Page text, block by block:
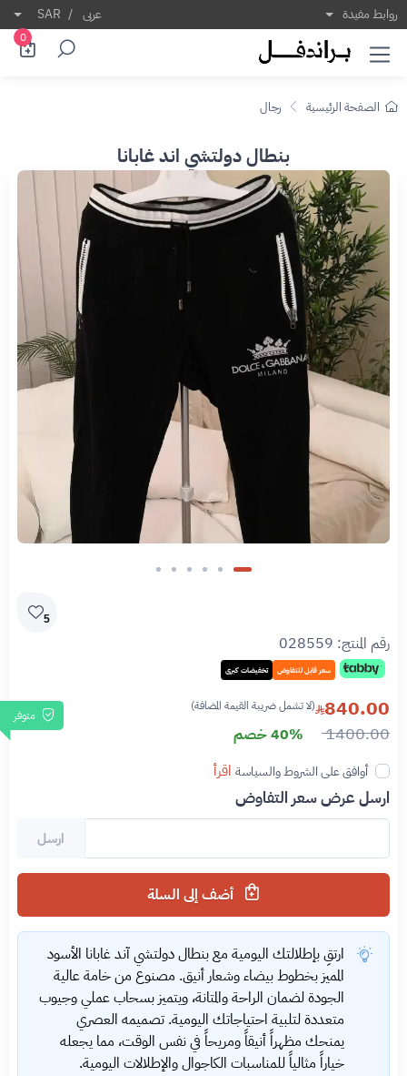
روابط مفيدة عربى /
SAR
0
الصفحة الرئيسية رجال
بنطال دولتشي اند غابانا
5
رقم المنتج: 028559
سعر قابل للتفاوض تخفيضات كبرى
متوفر 840.00 (لا تشمل ضريبة القيمة المضافة)
1400.00 40% خصم
أوافق على الشروط والسياسة اقرأ
ارسل عرض سعر التفاوض
ارسل
ارتقِ بإطلالتك اليومية مع بنطال دولتشي آند غابانا الأسود
المميز بخطوط بيضاء وشعار أنيق. مصنوع من خامة عالية
الجودة لضمان الراحة والمتانة، ويتميز بسحاب عملي وجيوب
متعددة لتلبية احتياجاتك اليومية. تصميمه العصري
يمنحك مظهراً أنيقاً ومريحاً في نفس الوقت، مما يجعله
خياراً مثالياً للمناسبات الكاجوال والإطلالات اليومية.